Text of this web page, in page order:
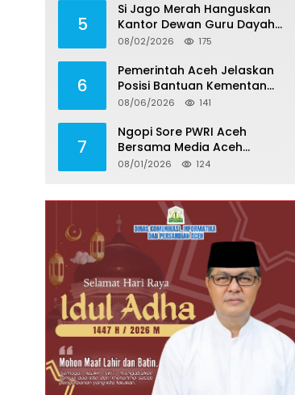
5
Si Jago Merah Hanguskan
Kantor Dewan Guru Dayah
Darul Halim di Aceh Besar
08/02/2026 175
6
Pemerintah Aceh Jelaskan
Posisi Bantuan Kementan
untuk Pemulihan Sawah dan
08/06/2026 141
7
Ngopi Sore PWRI Aceh
Bersama Media Aceh
Inspirasi, Perkuat Silaturahmi
08/01/2026 124